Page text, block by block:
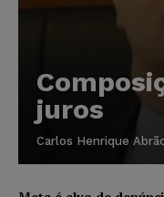
juros
Carlos Henrique